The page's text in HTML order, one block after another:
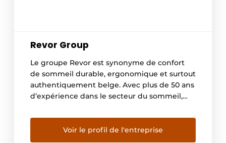
Revor Group
Le groupe Revor est synonyme de confort
de sommeil durable, ergonomique et surtout
authentiquement belge. Avec plus de 50 ans
d’expérience dans le secteur du sommeil,
production de matelas, de sommiers et
d’autres textiles de sommeil de haute
qualité. Nos collections sont spécifiquement
Voir le profil de l'entreprise